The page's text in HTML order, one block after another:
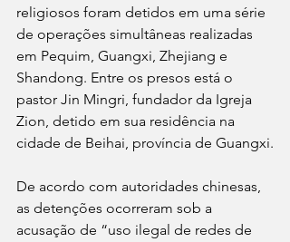
religiosos foram detidos em uma série
de operações simultâneas realizadas
em Pequim, Guangxi, Zhejiang e
Shandong. Entre os presos está o
pastor Jin Mingri, fundador da Igreja
Zion, detido em sua residência na
cidade de Beihai, província de Guangxi.
De acordo com autoridades chinesas,
as detenções ocorreram sob a
acusação de “uso ilegal de redes de